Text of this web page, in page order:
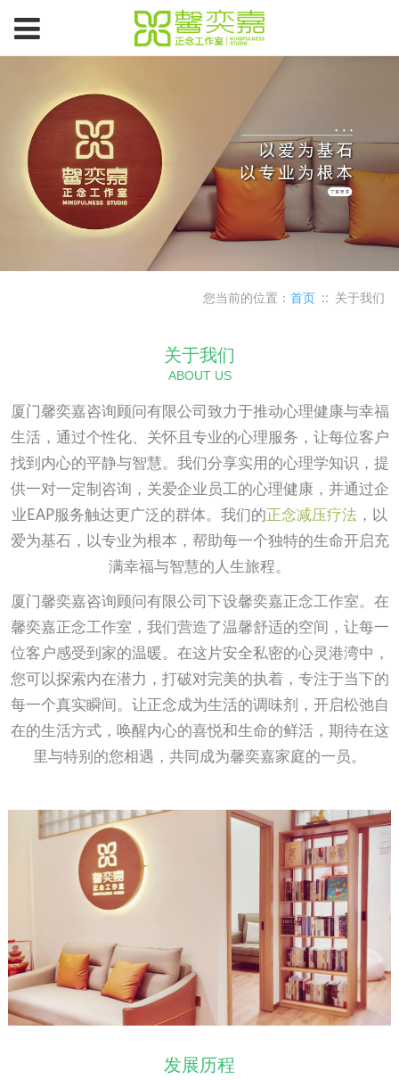
您当前的位置： 首页 :: 关于我们
关于我们
ABOUT US
厦门馨奕嘉咨询顾问有限公司致力于推动心理健康与幸福
生活，通过个性化、关怀且专业的心理服务，让每位客户
找到内心的平静与智慧。我们分享实用的心理学知识，提
供一对一定制咨询，关爱企业员工的心理健康，并通过企
业EAP服务触达更广泛的群体。我们的正念减压疗法 ，以
爱为基石，以专业为根本，帮助每一个独特的生命开启充
满幸福与智慧的人生旅程。
厦门馨奕嘉咨询顾问有限公司下设馨奕嘉正念工作室。在
馨奕嘉正念工作室，我们营造了温馨舒适的空间，让每一
位客户感受到家的温暖。在这片安全私密的心灵港湾中，
您可以探索内在潜力，打破对完美的执着，专注于当下的
每一个真实瞬间。让正念成为生活的调味剂，开启松弛自
在的生活方式，唤醒内心的喜悦和生命的鲜活，期待在这
里与特别的您相遇，共同成为馨奕嘉家庭的一员。
发展历程